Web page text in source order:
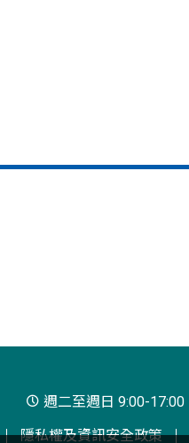
週二至週日 9:00-17:00
隱私權及資訊安全政策